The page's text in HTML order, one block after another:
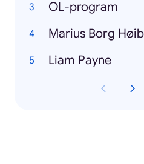
OL-program
Marius Borg
Liam Payne